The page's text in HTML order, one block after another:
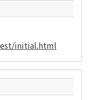
initial.html